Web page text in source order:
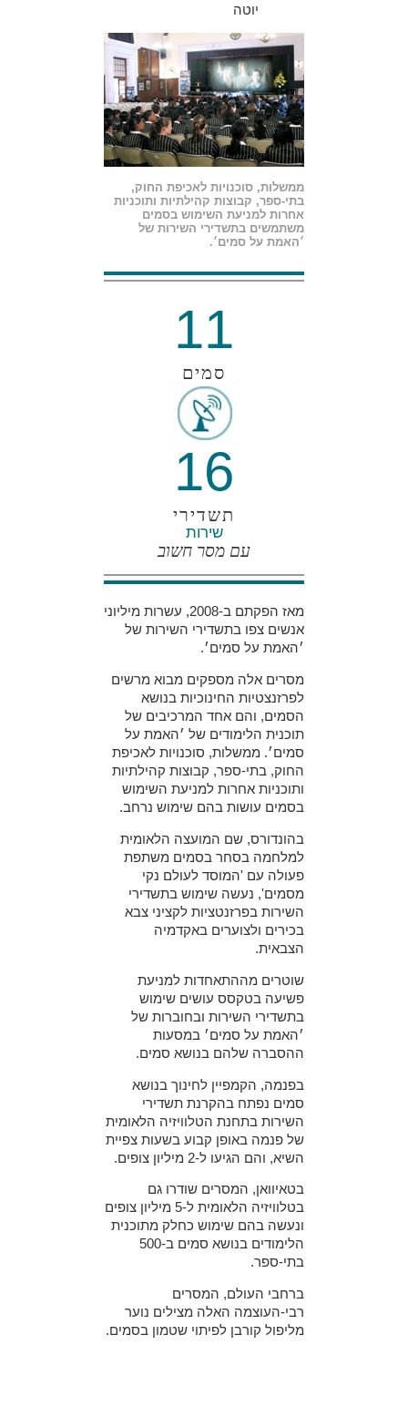
יוטה
ממשלות, סוכנויות לאכיפת החוק,
בתי-ספר, קבוצות קהילתיות ותוכניות
אחרות למניעת השימוש בסמים
משתמשים בתשדירי השירות של
׳האמת על סמים׳.
11
סמים
16
תשדירי
שירות
עם מסר חשוב
מאז הפקתם ב-2008, עשרות מיליוני
אנשים צפו בתשדירי השירות של
׳האמת על סמים׳.
מסרים אלה מספקים מבוא מרשים
לפרזנצטיות החינוכיות בנושא
הסמים, והם אחד המרכיבים של
תוכנית הלימודים של ׳האמת על
סמים׳. ממשלות, סוכנויות לאכיפת
החוק, בתי-ספר, קבוצות קהילתיות
ותוכניות אחרות למניעת השימוש
בסמים עושות בהם שימוש נרחב.
בהונדורס, שם המועצה הלאומית
למלחמה בסחר בסמים משתפת
פעולה עם 'המוסד לעולם נקי
מסמים', נעשה שימוש בתשדירי
השירות בפרזנטציות לקציני צבא
בכירים ולצוערים באקדמיה
הצבאית.
שוטרים מההתאחדות למניעת
פשיעה בטקסס עושים שימוש
בתשדירי השירות ובחוברות של
׳האמת על סמים׳ במסעות
ההסברה שלהם בנושא סמים.
בפנמה, הקמפיין לחינוך בנושא
סמים נפתח בהקרנת תשדירי
השירות בתחנת הטלוויזיה הלאומית
של פנמה באופן קבוע בשעות צפיית
השיא, והם הגיעו ל-2 מיליון צופים.
בטאיוואן, המסרים שודרו גם
בטלוויזיה הלאומית ל-5 מיליון צופים
ונעשה בהם שימוש כחלק מתוכנית
הלימודים בנושא סמים ב-500
בתי-ספר.
ברחבי העולם, המסרים
רבי-העוצמה האלה מצילים נוער
מליפול קורבן לפיתוי שטמון בסמים.